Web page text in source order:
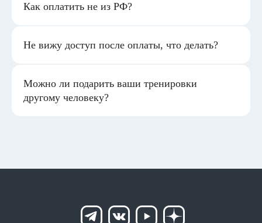
Как оплатить не из РФ?
Не вижу доступ после оплаты, что делать?
Можно ли подарить ваши тренировки
другому человеку?